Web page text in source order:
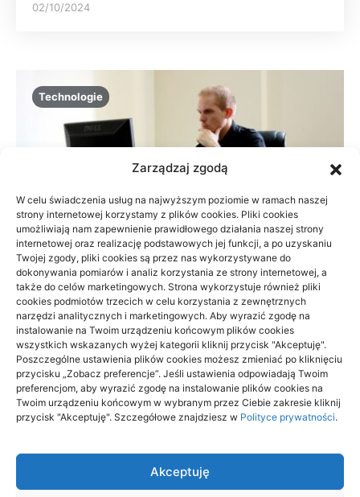
Zarządzaj zgodą
W celu świadczenia usług na najwyższym poziomie w ramach naszej
strony internetowej korzystamy z plików cookies. Pliki cookies
umożliwiają nam zapewnienie prawidłowego działania naszej strony
internetowej oraz realizację podstawowych jej funkcji, a po uzyskaniu
Twojej zgody, pliki cookies są przez nas wykorzystywane do
dokonywania pomiarów i analiz korzystania ze strony internetowej, a
także do celów marketingowych. Strona wykorzystuje również pliki
cookies podmiotów trzecich w celu korzystania z zewnętrznych
narzędzi analitycznych i marketingowych. Aby wyrazić zgodę na
instalowanie na Twoim urządzeniu końcowym plików cookies
wszystkich wskazanych wyżej kategorii kliknij przycisk "Akceptuję".
Poszczególne ustawienia plików cookies możesz zmieniać po kliknięciu
przycisku „Zobacz preferencje”. Jeśli ustawienia odpowiadają Twoim
preferencjom, aby wyrazić zgodę na instalowanie plików cookies na
Twoim urządzeniu końcowym w wybranym przez Ciebie zakresie kliknij
przycisk "Akceptuję". Szczegółowe znajdziesz w Polityce prywatności.
Akceptuję
02/10/2024
Technologie
Dlaczego reklamowe flagi dobrze się
sprawdzają w promowaniu firmy
24/09/2024